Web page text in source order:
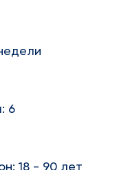
6
18 - 90 лет